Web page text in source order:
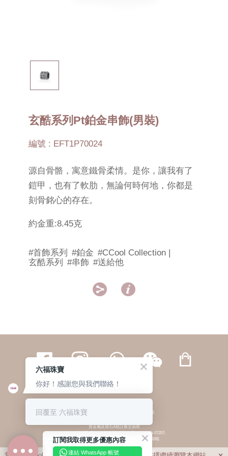
玄酷系列Pt鉑金串飾(男裝)
編號 : EFT1P70024
源自骨骼，寓意鐵骨柔情。是你，讓我有了
鎧甲，也有了軟肋，無論何時何地，你都是
刻骨銘心的存在。
約金重:8.45克
#首飾系列 #鉑金 #CCool Collection |
玄酷系列
#串飾 #送給他
 
繁體 | 簡体
© 六福集團 版權所有 不得轉載 私隱政策
貴金屬及寶石A類註冊交易商
(六福企業禮品(國際)有限公司-註冊號碼:A-B-24-05-07207;
六福電子商貿有限公司-註冊號碼:A-B-24-05-07206)
貴金屬及寶石B類註冊交易商
(六福集團有限公司-註冊號碼:B-B-24-05-07258;
訂閱我取得更多優惠內容
連結 WhatsApp 帳號
六福珠寶
你好！感謝您與我們聯絡！
回覆至 六福珠寶